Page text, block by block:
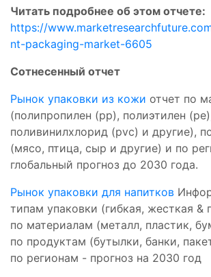
Читать подробнее об этом отчете:
https://
nt-packaging-market-6605
Сотнесенный отчет
Рынок упаковки из кожи отчет по
(полипропилен (pp), полиэтилен
поливинилхлорид (pvc) и другие),
(мясо, птица, сыр и другие) и по
глобальный прогноз до 2030 года.
Рынок упаковки для напитков
типам упаковки (гибкая, жесткая &
по материалам (металл, пластик,
по продуктам (бутылки, банки,
по регионам - прогноз на 2030 год